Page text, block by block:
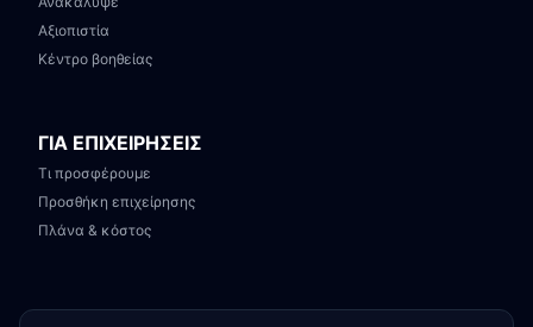
Αξιοπιστία
Κέντρο βοηθείας
ΓΙΑ ΕΠΙΧΕΙΡΗΣΕΙΣ
Τι προσφέρουμε
Προσθήκη επιχείρησης
Πλάνα & κόστος